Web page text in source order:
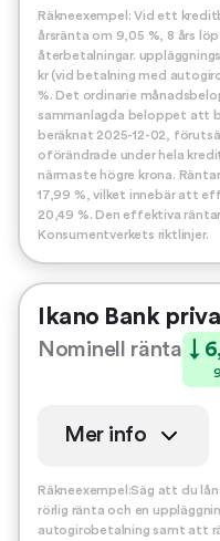
Räkneexempel: Vid ett
årsränta om 9,05 %, 8 års
återbetalningar.
kr (vid betalning med
%. Det ordinarie
sammanlagda beloppet att
beräknat 2025-12-02,
oförändrade under hela
närmaste högre krona.
17,99 %, vilket innebär att
20,49 %. Den effektiva
Konsumentverkets riktlinjer.
Ikano Bank
Nominell ränta ↓
Mer info
Räkneexempel:Säg att du
rörlig ränta och en
autogirobetalning samt att